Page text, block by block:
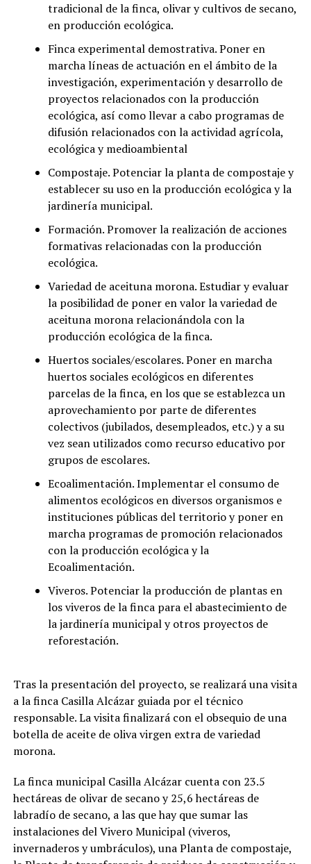
tradicional de la finca, olivar y cultivos de secano,
en producción ecológica.
Finca experimental demostrativa. Poner en
marcha líneas de actuación en el ámbito de la
investigación, experimentación y desarrollo de
proyectos relacionados con la producción
ecológica, así como llevar a cabo programas de
difusión relacionados con la actividad agrícola,
ecológica y medioambiental
Compostaje. Potenciar la planta de compostaje y
establecer su uso en la producción ecológica y la
jardinería municipal.
Formación. Promover la realización de acciones
formativas relacionadas con la producción
ecológica.
Variedad de aceituna morona. Estudiar y evaluar
la posibilidad de poner en valor la variedad de
aceituna morona relacionándola con la
producción ecológica de la finca.
Huertos sociales/escolares. Poner en marcha
huertos sociales ecológicos en diferentes
parcelas de la finca, en los que se establezca un
aprovechamiento por parte de diferentes
colectivos (jubilados, desempleados, etc.) y a su
vez sean utilizados como recurso educativo por
grupos de escolares.
Ecoalimentación. Implementar el consumo de
alimentos ecológicos en diversos organismos e
instituciones públicas del territorio y poner en
marcha programas de promoción relacionados
con la producción ecológica y la
Ecoalimentación.
Viveros. Potenciar la producción de plantas en
los viveros de la finca para el abastecimiento de
la jardinería municipal y otros proyectos de
reforestación.
Tras la presentación del proyecto, se realizará una visita
a la finca Casilla Alcázar guiada por el técnico
responsable. La visita finalizará con el obsequio de una
botella de aceite de oliva virgen extra de variedad
morona.
La finca municipal Casilla Alcázar cuenta con 23.5
hectáreas de olivar de secano y 25,6 hectáreas de
labradío de secano, a las que hay que sumar las
instalaciones del Vivero Municipal (viveros,
invernaderos y umbráculos), una Planta de compostaje,